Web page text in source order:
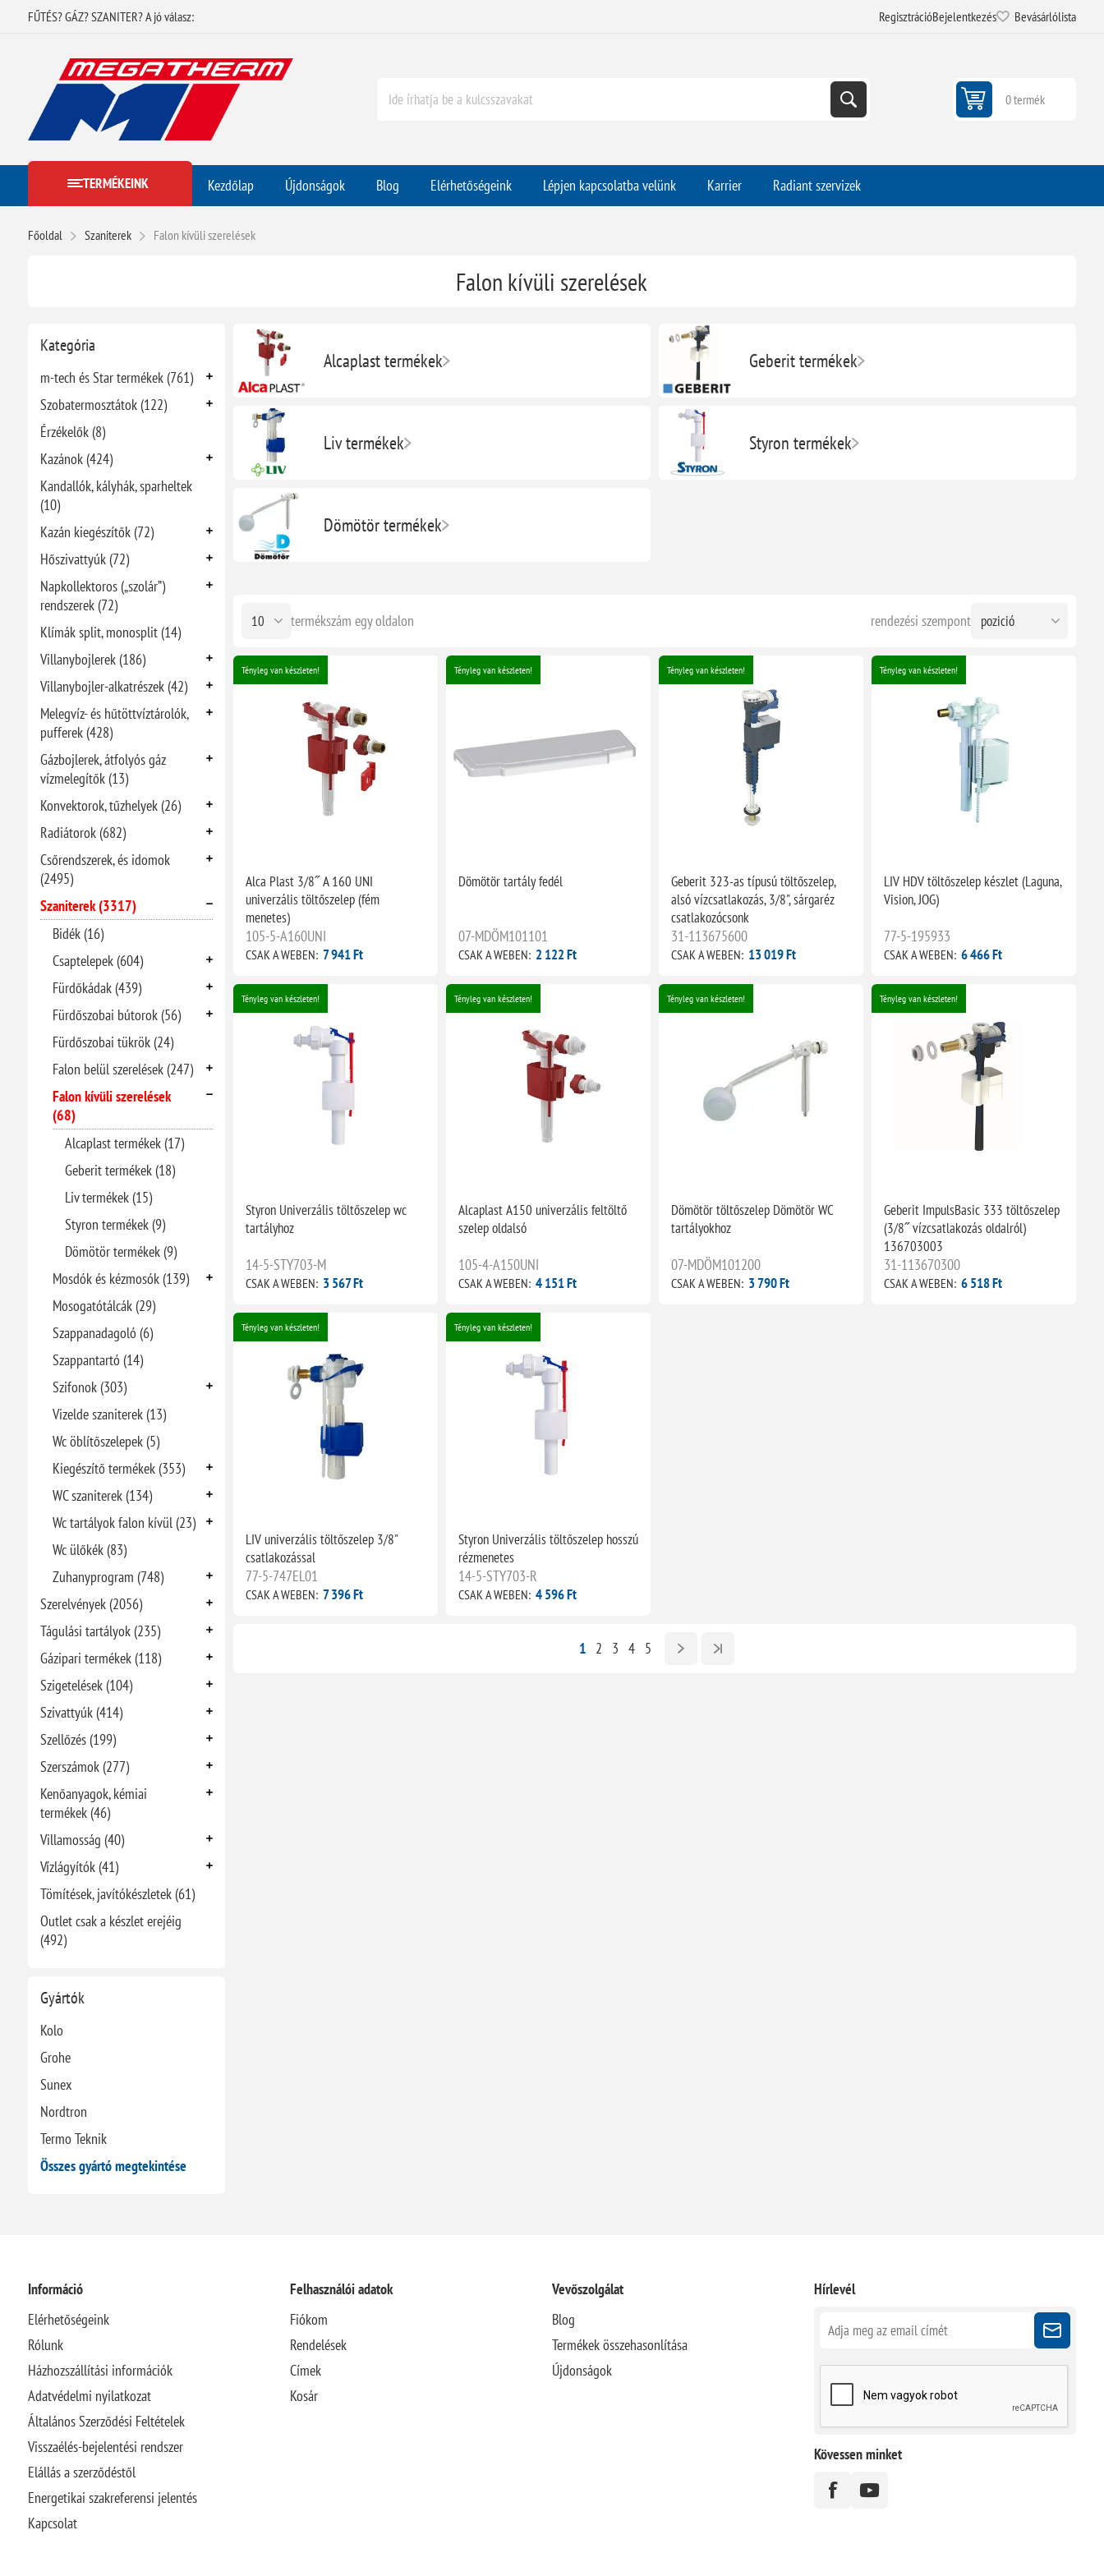
FŰTÉS? GÁZ? SZANITER? A jó válasz: RegisztrációBejelentkezés Bevásárlólista
0 termék
TERMÉKEINK Kezdőlap Újdonságok Blog Elérhetőségeink Lépjen kapcsolatba velünk Karrier Radiant szervizek
Főoldal Szaniterek Falon kívüli szerelések
Kategória
m-tech és Star termékek (761)
Szobatermosztátok (122)
Érzékelők (8)
Kazánok (424)
Kandallók, kályhák, sparheltek
(10)
Kazán kiegészítők (72)
Hőszivattyúk (72)
Napkollektoros („szolár”)
rendszerek (72)
Klímák split, monosplit (14)
Villanybojlerek (186)
Villanybojler-alkatrészek (42)
Melegvíz- és hűtöttvíztárolók,
pufferek (428)
Gázbojlerek, átfolyós gáz
vízmelegítők (13)
Konvektorok, tűzhelyek (26)
Radiátorok (682)
Csőrendszerek, és idomok
(2495)
Szaniterek (3317)
Bidék (16)
Csaptelepek (604)
Fürdőkádak (439)
Fürdőszobai bútorok (56)
Fürdőszobai tükrök (24)
Falon belül szerelések (247)
Falon kívüli szerelések
(68)
Alcaplast termékek (17)
Geberit termékek (18)
Liv termékek (15)
Styron termékek (9)
Dömötör termékek (9)
Mosdók és kézmosók (139)
Mosogatótálcák (29)
Szappanadagoló (6)
Szappantartó (14)
Szifonok (303)
Vizelde szaniterek (13)
Wc öblítőszelepek (5)
Kiegészítő termékek (353)
WC szaniterek (134)
Wc tartályok falon kívül (23)
Wc ülőkék (83)
Zuhanyprogram (748)
Szerelvények (2056)
Tágulási tartályok (235)
Gázipari termékek (118)
Szigetelések (104)
Szivattyúk (414)
Szellőzés (199)
Szerszámok (277)
Kenőanyagok, kémiai
termékek (46)
Villamosság (40)
Vízlágyítók (41)
Tömítések, javítókészletek (61)
Outlet csak a készlet erejéig
(492)
Gyártók
Kolo
Grohe
Sunex
Nordtron
Termo Teknik
Összes gyártó megtekintése
Falon kívüli szerelések
Alcaplast termékek Geberit termékek
Liv termékek Styron termékek
Dömötör termékek
rendezési szempont
termékszám egy oldalon
Tényleg van készleten!
Alca Plast 3/8˝ A 160 UNI
univerzális töltőszelep (fém
menetes)
105-5-A160UNI
CSAK A WEBEN: 7 941 Ft
Tényleg van készleten!
Dömötör tartály fedél
07-MDÖM101101
CSAK A WEBEN: 2 122 Ft
Tényleg van készleten!
Geberit 323-as típusú töltőszelep,
alsó vízcsatlakozás, 3/8", sárgaréz
csatlakozócsonk
31-113675600
CSAK A WEBEN: 13 019 Ft
Tényleg van készleten!
LIV HDV töltőszelep készlet (Laguna,
Vision, JOG)
77-5-195933
CSAK A WEBEN: 6 466 Ft
Tényleg van készleten!
Styron Univerzális töltőszelep wc
tartályhoz
14-5-STY703-M
CSAK A WEBEN: 3 567 Ft
Tényleg van készleten!
Alcaplast A150 univerzális feltöltő
szelep oldalsó
105-4-A150UNI
CSAK A WEBEN: 4 151 Ft
Tényleg van készleten!
Dömötör töltőszelep Dömötör WC
tartályokhoz
07-MDÖM101200
CSAK A WEBEN: 3 790 Ft
Tényleg van készleten!
Geberit ImpulsBasic 333 töltőszelep
(3/8˝ vízcsatlakozás oldalról)
136703003
31-113670300
CSAK A WEBEN: 6 518 Ft
Tényleg van készleten!
LIV univerzális töltőszelep 3/8"
csatlakozással
77-5-747EL01
CSAK A WEBEN: 7 396 Ft
Tényleg van készleten!
Styron Univerzális töltőszelep hosszú
rézmenetes
14-5-STY703-R
CSAK A WEBEN: 4 596 Ft
1 2 3 4 5
Információ
Elérhetőségeink
Rólunk
Házhozszállítási információk
Adatvédelmi nyilatkozat
Általános Szerződési Feltételek
Visszaélés-bejelentési rendszer
Elállás a szerződéstől
Energetikai szakreferensi jelentés
Kapcsolat
Felhasználói adatok
Fiókom
Rendelések
Címek
Kosár
Vevőszolgálat
Blog
Termékek összehasonlítása
Újdonságok
Hírlevél
Kövessen minket